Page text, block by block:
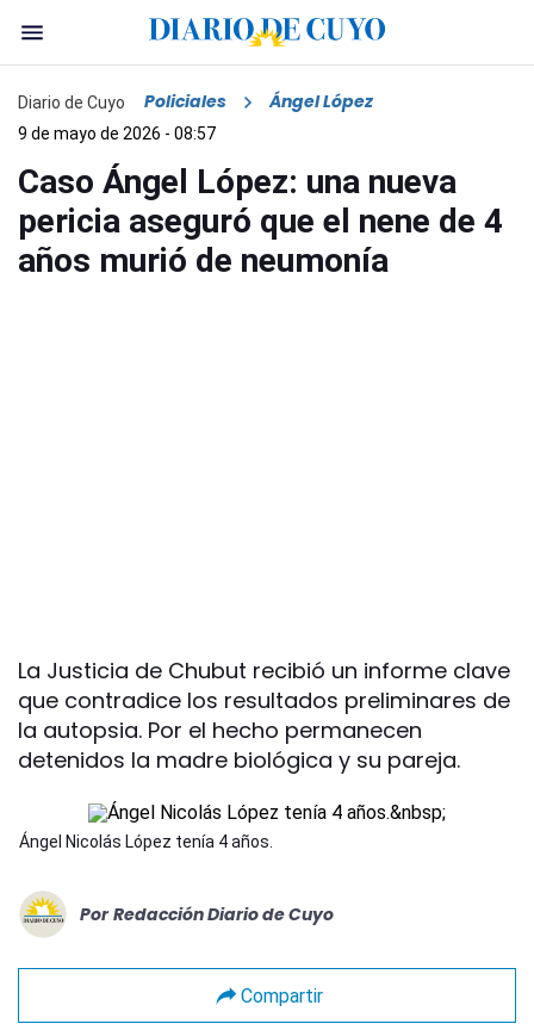
Diario de Cuyo Policiales Ángel López
9 de mayo de 2026 - 08:57
Caso Ángel López: una nueva
pericia aseguró que el nene de 4
años murió de neumonía
La Justicia de Chubut recibió un informe clave
que contradice los resultados preliminares de
la autopsia. Por el hecho permanecen
detenidos la madre biológica y su pareja.
Ángel Nicolás López tenía 4 años.
Por Redacción Diario de Cuyo
Compartir